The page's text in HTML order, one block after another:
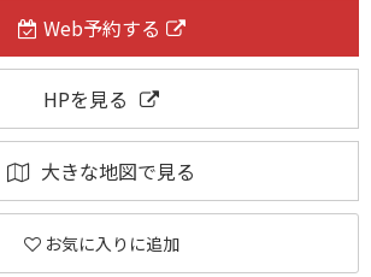
Web予約する
HPを見る
大きな地図で見る
お気に入りに追加